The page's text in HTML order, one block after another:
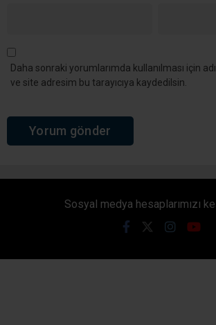
Daha sonraki yorumlarımda kullanılması için
ve site adresim bu tarayıcıya kaydedilsin.
Sosyal medya hesaplarımızı